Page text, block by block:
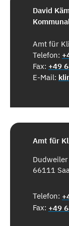
David
Amt für
Telefon:
Fax: +49
E-Mail:
Amt für
66111
Telefon:
Fax: +49